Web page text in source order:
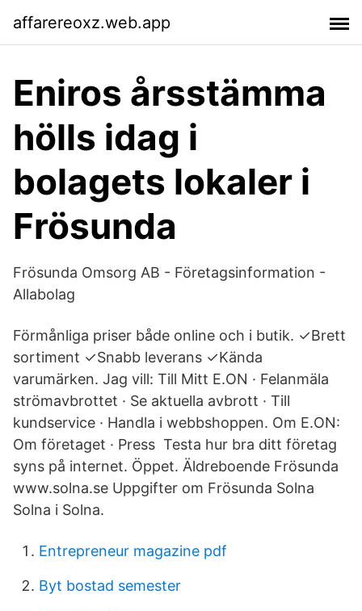
affarereoxz.web.app
Eniros årsstämma
hölls idag i
bolagets lokaler i
Frösunda
Frösunda Omsorg AB - Företagsinformation -
Allabolag
Förmånliga priser både online och i butik. ✓Brett
sortiment ✓Snabb leverans ✓Kända
varumärken. Jag vill: Till Mitt E.ON · Felanmäla
strömavbrottet · Se aktuella avbrott · Till
kundservice · Handla i webbshoppen. Om E.ON:
Om företaget · Press Testa hur bra ditt företag
syns på internet. Öppet. Äldreboende Frösunda
www.solna.se Uppgifter om Frösunda Solna
Solna i Solna.
Entrepreneur magazine pdf
Byt bostad semester